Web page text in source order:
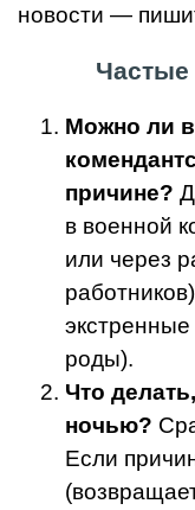
новости —
Можно ли
причине?
в военной
или через
роды).
Что
ночью?
Если